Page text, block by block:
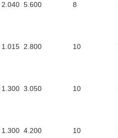
2.040 5.600 8
1.015 2.800 10
1.300 3.050 10
1.300 4.200 10